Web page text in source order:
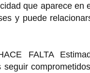
que aparece
y puede
FALTA
seguir